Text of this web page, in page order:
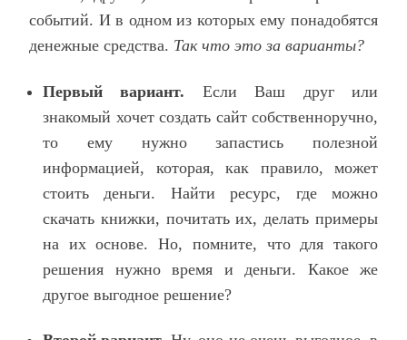
событий. И в одном из которых ему понадобятся
денежные средства. Так что это за варианты?
Первый вариант. Если Ваш друг или
знакомый хочет создать сайт собственноручно,
то ему нужно запастись полезной
информацией, которая, как правило, может
стоить деньги. Найти ресурс, где можно
скачать книжки, почитать их, делать примеры
на их основе. Но, помните, что для такого
решения нужно время и деньги. Какое же
другое выгодное решение?